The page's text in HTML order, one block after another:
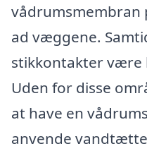
vådrumsmembran
ad væggene.
stikkontakter være
Uden for disse
at have en
anvende